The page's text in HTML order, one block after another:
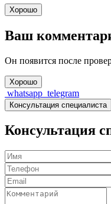
Хорошо
Ваш
Он появится после
Хорошо
whatsapp telegram
Консультация специалиста
Консультация